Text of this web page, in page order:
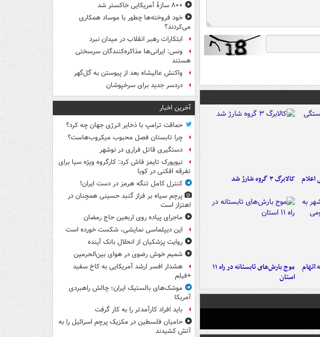
کالابرگ ۳ گروه شارژ شد
به اتهام
موج بارش‌های تابستانه در راه ۱۱
استان
۸۰۰ سازۀ آمریکایی خاکستر شد
خود فروخته‌ها چطور با موساد همکاری
می‌کردند؟
ابتکارات رهبر انقلاب در میدان نبرد
ونس: ایرانی‌ها مذاکره‌کنندگان سرسختی
هستند
واکنش عالیشاه بعد از پیوستن به گل‌گهر
دردسر جدید برای سرخپوشان
آخرین اخبار
حماقت ترامپ با ذخایر انرژی جهان چه کرد؟
چرا تابستان فصل محبوب میکروب‌هاست؟
دستگیری قاتل فراری در نوشهر
نیویورک تایمز فاش کرد: کارگروه ویژه سیا برای
تفرقه افکنی در کوبا
کنترل کامل تنگه هرمز در دست ایران!
پرچم سیاه بر فراز گنبد حسینی همچنان در
اهتزاز است
ماجرای پیاده روی اربعین حاج رمضان
این دیپلماسی نمایشی، شکست خورده است
روایت پزشکیان از انحلال بانک آینده
شمیم خوش رضوی در هوای بین‌الحرمین
هشدار افسر ارشد آمریکایی به کاخ سفید
+فیلم
موشک‌های بالستیک ایران؛ چالش راهبردی
آمریکا
باید افراد کارآمدتر را به کار گرفت
حامیان فلسطین در مکزیک پرچم اسرائیل را به
آتش کشیدند